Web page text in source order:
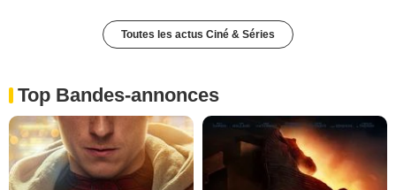
Toutes les actus Ciné & Séries
Top Bandes-annonces